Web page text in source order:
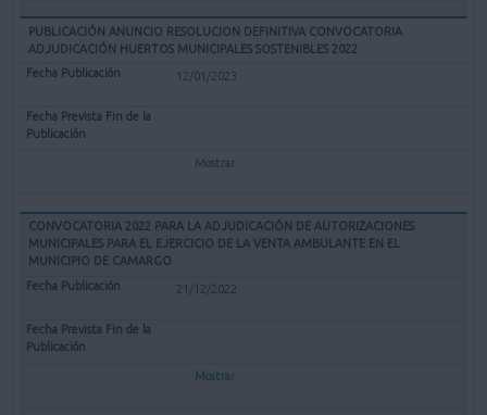
PUBLICACIÓN ANUNCIO RESOLUCION DEFINITIVA CONVOCATORIA
ADJUDICACIÓN HUERTOS MUNICIPALES SOSTENIBLES 2022
12/01/2023
Mostrar
CONVOCATORIA 2022 PARA LA ADJUDICACIÓN DE AUTORIZACIONES
MUNICIPALES PARA EL EJERCICIO DE LA VENTA AMBULANTE EN EL
MUNICIPIO DE CAMARGO
21/12/2022
Mostrar